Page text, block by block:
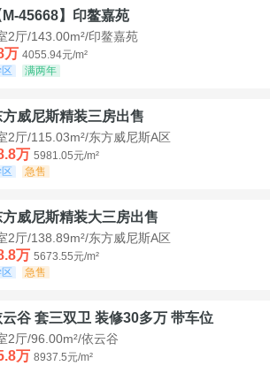
M-45668】印鳌嘉苑
2厅/143.00m²/印鳌嘉苑
万 4055.94元/m²
满两年
方威尼斯精装三房出售
2厅/115.03m²/东方威尼斯A区
万 5981.05元/m²
急售
方威尼斯精装大三房出售
2厅/138.89m²/东方威尼斯A区
万 5673.55元/m²
急售
云谷 套三双卫 装修30多万 带车位
2厅/96.00m²/依云谷
万 8937.5元/m²